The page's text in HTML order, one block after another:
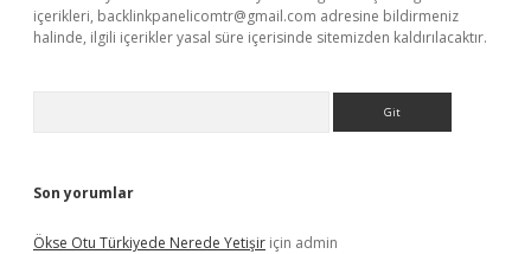
içerikleri, backlinkpanelicomtr@gmail.com adresine bildirmeniz
halinde, ilgili içerikler yasal süre içerisinde sitemizden kaldırılacaktır.
Son yorumlar
Ökse Otu Türkiyede Nerede Yetişir için admin